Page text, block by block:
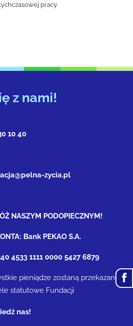
pracy.
z nami!
10 40
zycia.pl
NASZYM PODOPIECZNYM!
Bank PEKAO S.A.
4533 1111 0000 5427 6879
pieniądze zostaną przekazane
statutowe Fundacji
nas!